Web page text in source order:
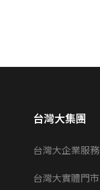
台灣大集團
台灣大企業服務
台灣大實體門市